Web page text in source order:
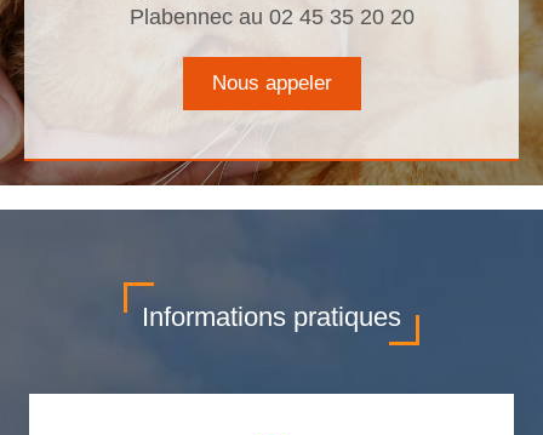
Plabennec au 02 45 35 20 20
Nous appeler
Informations pratiques